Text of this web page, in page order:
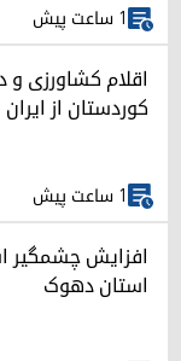
1 ساعت پیش
اقلام کشاورزی و
کوردستان از ایران
1 ساعت پیش
افزایش چشمگیر
استان دهوک